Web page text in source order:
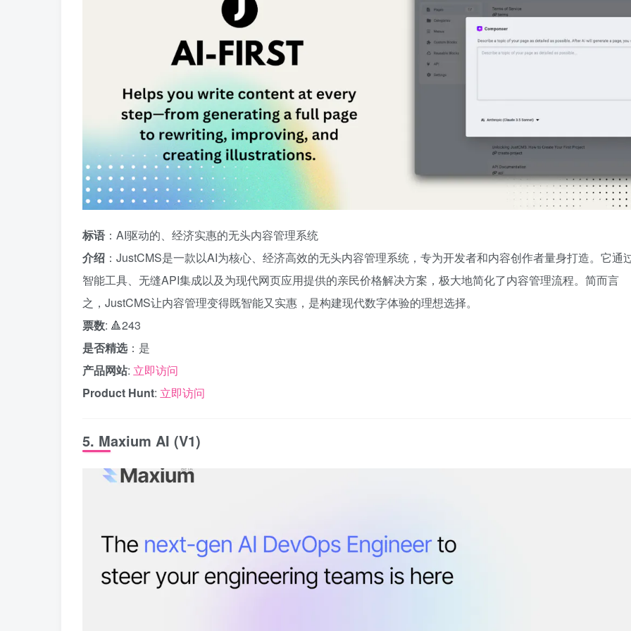
标语 ：AI驱动的、经济实惠的无头内容管理系统
介绍 ：JustCMS是一款以AI为核心、经济高效的无头内容管理系统，专为开发者和内容创作者量身打造。它通
智能工具、无缝API集成以及为现代网页应用提供的亲民价格解决方案，极大地简化了内容管理流程。简而言
之，JustCMS让内容管理变得既智能又实惠，是构建现代数字体验的理想选择。
票数: 🔺243
是否精选：是
产品网站: 立即访问
Product Hunt: 立即访问
5. Maxium AI (V1)